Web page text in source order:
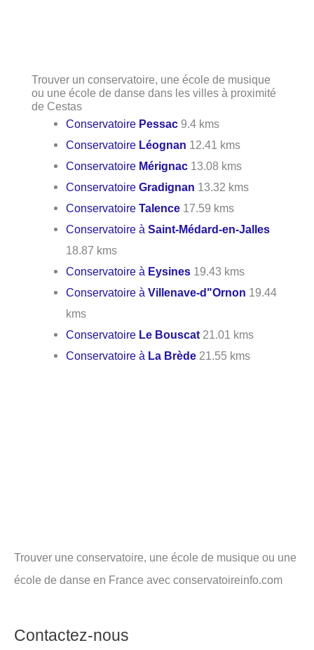
Trouver un conservatoire, une école de musique
ou une école de danse dans les villes à proximité
de Cestas
Conservatoire Pessac 9.4 kms
Conservatoire Léognan 12.41 kms
Conservatoire Mérignac 13.08 kms
ConservatoireGradignan 13.32 kms
ConservatoireTalence 17.59 kms
Conservatoire àSaint-Médard-en-Jalles
18.87 kms
Conservatoire à Eysines 19.43 kms
Conservatoire àVillenave-d"Ornon 19.44
kms
Conservatoire Le Bouscat 21.01 kms
Conservatoire à La Brède 21.55 kms
Trouver une conservatoire, une école de musique ou une
école de danse en France avec conservatoireinfo.com
Contactez-nous